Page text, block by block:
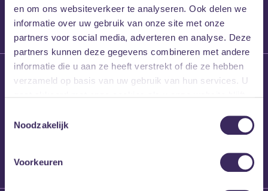
en om ons websiteverkeer te analyseren. Ook delen we
informatie over uw gebruik van onze site met onze
partners voor social media, adverteren en analyse. Deze
partners kunnen deze gegevens combineren met andere
informatie die u aan ze heeft verstrekt of die ze hebben
verzameld op basis van uw gebruik van hun services. U
Noodzakelijk
Voorkeuren
26 maart 2026
Willem’s Blog: High